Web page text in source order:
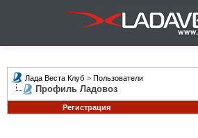
Лада Веста Клуб > Пользователи
Профиль Ладовоз
Регистрация